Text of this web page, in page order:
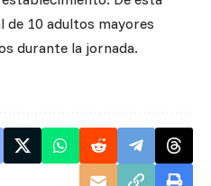
de 10 adultos mayores
durante la jornada.